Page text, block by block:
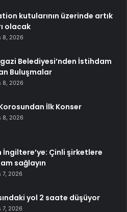
kutularının üzerinde artık
olacak
8, 2026
Belediyesi’nden İstihdam
Buluşmalar
8, 2026
İlk Konser
8, 2026
İngiltere’ye: Çinli şirketlere
sağlayın
7, 2026
yol 2 saate düşüyor
7, 2026